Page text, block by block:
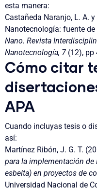
esta manera:
Castañeda Naranjo, L. A.
Nanotecnología: fuente
Nano. Revista
Nanotecnología, 7 (12), pp
Cómo citar
APA
Cuando incluyas tesis o
así:
Martínez Ribón, J. G. T.
para la implementación
esbelta) en proyectos de
Universidad Nacional de